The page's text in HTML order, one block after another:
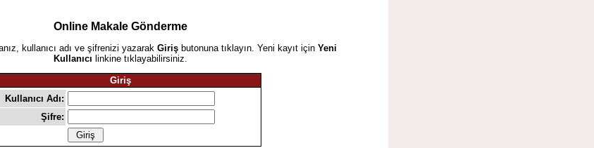
Online Makale Gönderme
kullanıcı adı ve şifrenizi yazarak Giriş butonuna tıklayın. Yeni kayıt için Yeni
Kullanıcı linkine tıklayabilirsiniz.
Giriş
Kullanıcı Adı:
Şifre: